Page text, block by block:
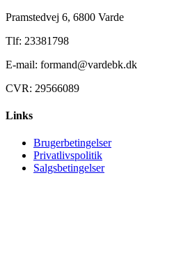
Pramstedvej 6, 6800 Varde
Tlf: 23381798
E-mail: formand@vardebk.dk
CVR: 29566089
Links
Brugerbetingelser
Privatlivspolitik
Salgsbetingelser